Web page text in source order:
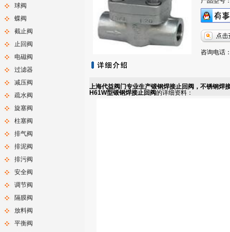
球阀
蝶阀
截止阀
止回阀
电磁阀
过滤器
减压阀
疏水阀
旋塞阀
柱塞阀
排气阀
排泥阀
排污阀
安全阀
调节阀
隔膜阀
放料阀
平衡阀
咨询电话
上海代益阀门专业生产锻钢焊接止回阀，不锈钢焊
H61W型锻钢焊接止回阀的详细资料：